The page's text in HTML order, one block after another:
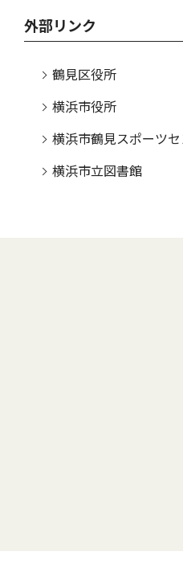
外部リンク
鶴見区役所
横浜市役所
横浜市鶴見スポーツセ
横浜市立図書館